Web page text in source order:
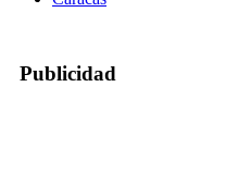
Publicidad